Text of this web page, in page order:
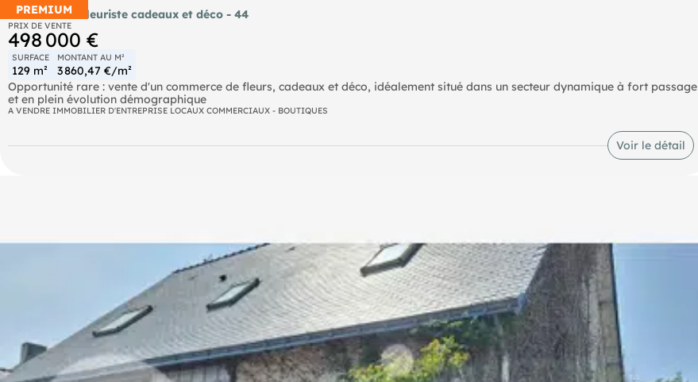
PREMIUM
Murs et fond fleuriste cadeaux et déco - 44
PRIX DE VENTE
498 000 €
SURFACE
129 m²
MONTANT AU M²
3 860,47 €/m²
Opportunité rare : vente d'un commerce de fleurs, cadeaux et déco, idéalement situé dans un secteur dynamique à fort passage
et en plein évolution démographique
A VENDRE IMMOBILIER D'ENTREPRISE LOCAUX COMMERCIAUX - BOUTIQUES
Voir le détail